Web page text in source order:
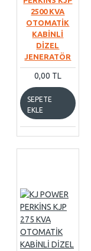
2500 KVA
OTOMATİK
KABİNLİ
DİZEL
JENERATÖR
0,00 TL
SEPETE
EKLE